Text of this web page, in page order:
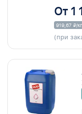
От 1
919,67 ₽/кг
(при